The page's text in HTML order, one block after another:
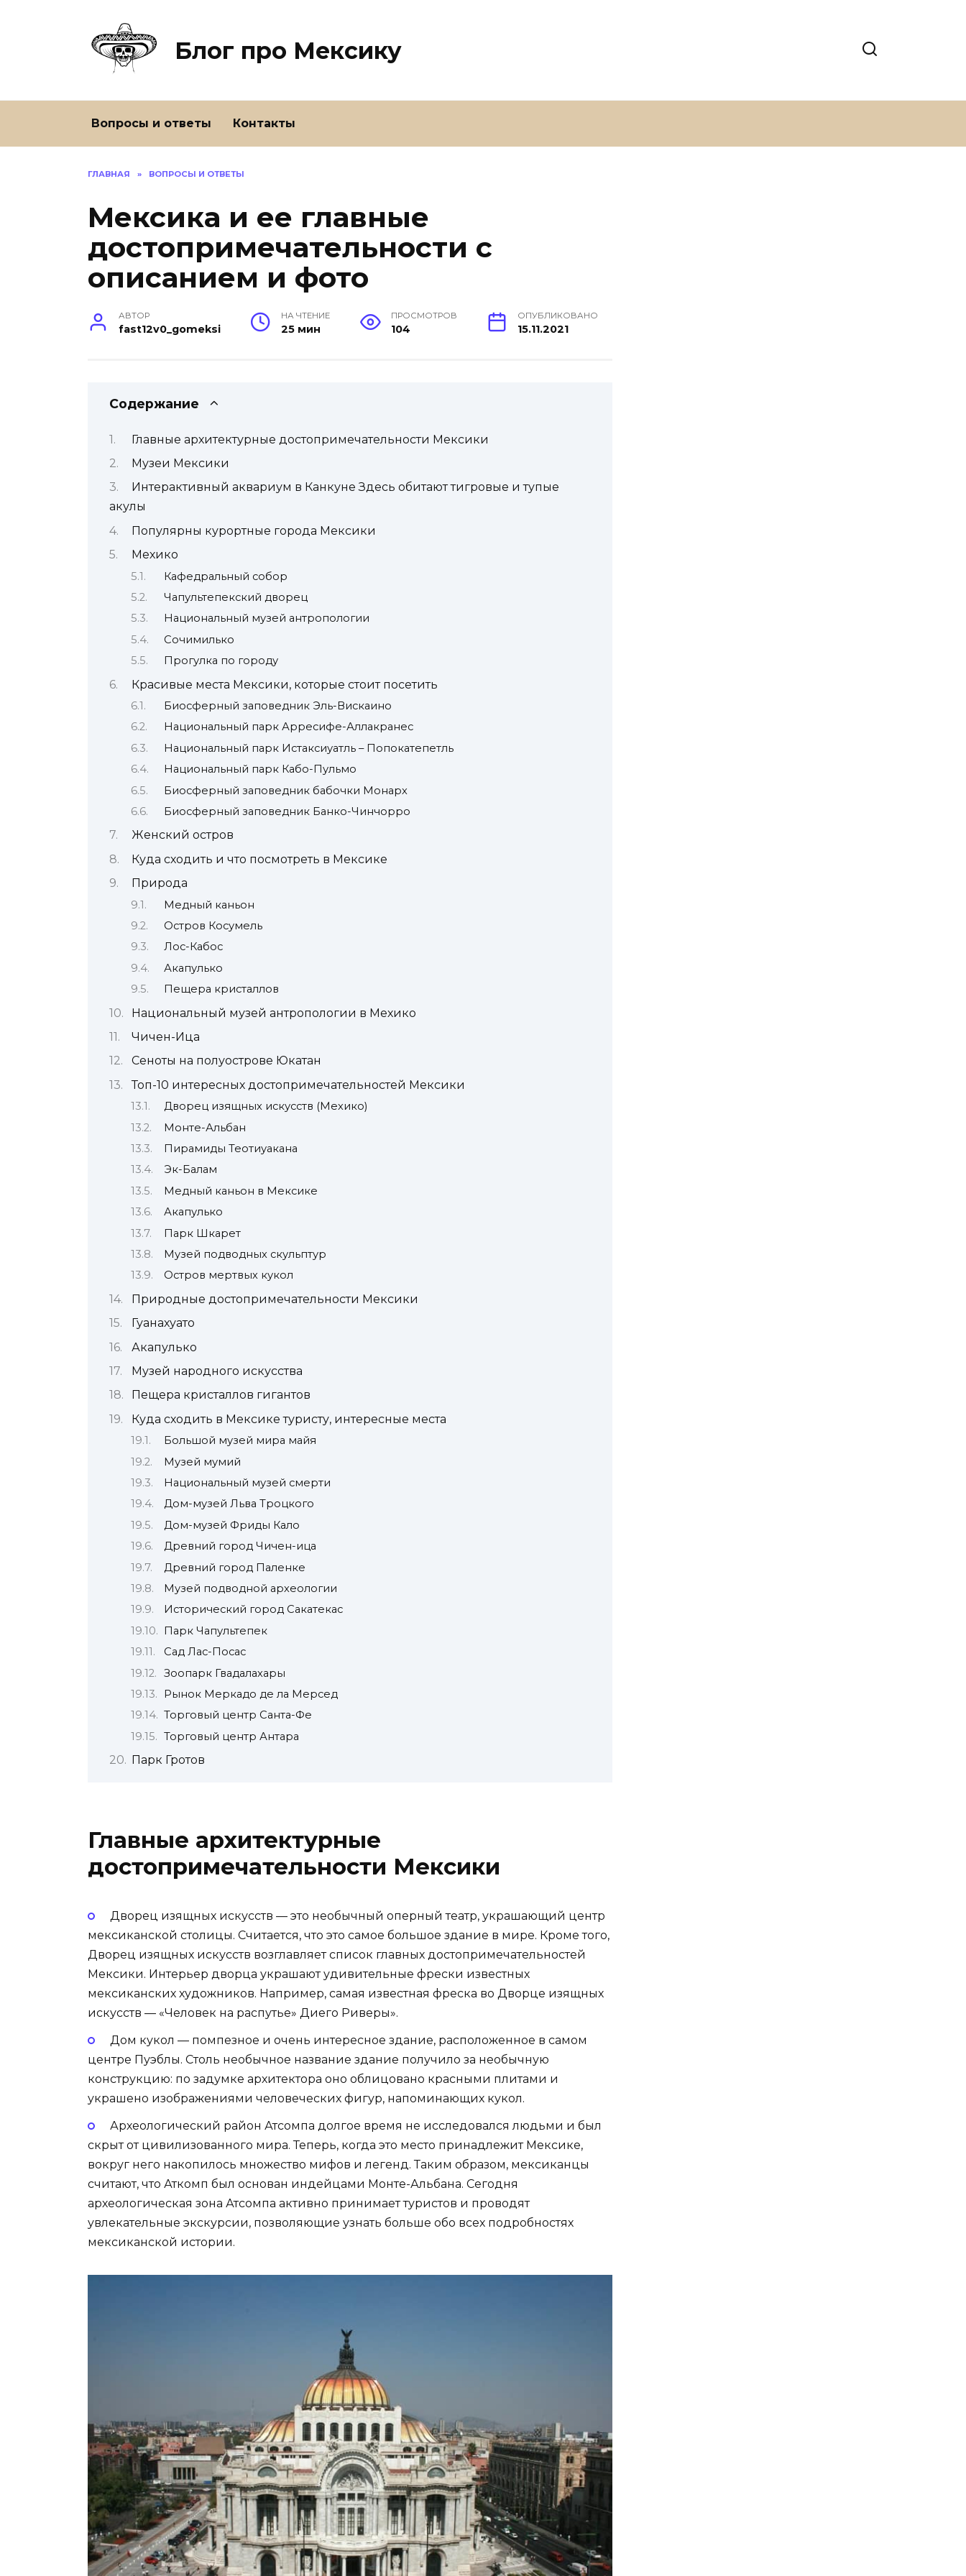
Блог про Мексику
Вопросы и ответы Контакты
ГЛАВНАЯ » ВОПРОСЫ И ОТВЕТЫ
Мексика и ее главные
достопримечательности с
описанием и фото
АВТОР
fast12v0_gomeksi
НА ЧТЕНИЕ
25 мин
ПРОСМОТРОВ
104
ОПУБЛИКОВАНО
15.11.2021
Содержание
Главные архитектурные достопримечательности Мексики
Музеи Мексики
Интерактивный аквариум в Канкуне Здесь обитают тигровые и тупые
акулы
Популярны курортные города Мексики
Мехико
Кафедральный собор
Чапультепекский дворец
Национальный музей антропологии
Сочимилько
Прогулка по городу
Красивые места Мексики, которые стоит посетить
Биосферный заповедник Эль-Вискаино
Национальный парк Арресифе-Аллакранес
Национальный парк Истаксиуатль – Попокатепетль
Национальный парк Кабо-Пульмо
Биосферный заповедник бабочки Монарх
Биосферный заповедник Банко-Чинчорро
Женский остров
Куда сходить и что посмотреть в Мексике
Природа
Медный каньон
Остров Косумель
Лос-Кабос
Акапулько
Пещера кристаллов
Национальный музей антропологии в Мехико
Чичен-Ица
Сеноты на полуострове Юкатан
Топ-10 интересных достопримечательностей Мексики
Дворец изящных искусств (Мехико)
Монте-Альбан
Пирамиды Теотиуакана
Эк-Балам
Медный каньон в Мексике
Акапулько
Парк Шкарет
Музей подводных скульптур
Остров мертвых кукол
Природные достопримечательности Мексики
Гуанахуато
Акапулько
Музей народного искусства
Пещера кристаллов гигантов
Куда сходить в Мексике туристу, интересные места
Большой музей мира майя
Музей мумий
Национальный музей смерти
Дом-музей Льва Троцкого
Дом-музей Фриды Кало
Древний город Чичен-ица
Древний город Паленке
Музей подводной археологии
Исторический город Сакатекас
Парк Чапультепек
Сад Лас-Посас
Зоопарк Гвадалахары
Рынок Меркадо де ла Мерсед
Торговый центр Санта-Фе
Торговый центр Антара
Парк Гротов
Главные архитектурные
достопримечательности Мексики
Дворец изящных искусств — это необычный оперный театр, украшающий центр
мексиканской столицы. Считается, что это самое большое здание в мире. Кроме того,
Дворец изящных искусств возглавляет список главных достопримечательностей
Мексики. Интерьер дворца украшают удивительные фрески известных
мексиканских художников. Например, самая известная фреска во Дворце изящных
искусств — «Человек на распутье» Диего Риверы».
Дом кукол — помпезное и очень интересное здание, расположенное в самом
центре Пуэблы. Столь необычное название здание получило за необычную
конструкцию: по задумке архитектора оно облицовано красными плитами и
украшено изображениями человеческих фигур, напоминающих кукол.
Археологический район Атсомпа долгое время не исследовался людьми и был
скрыт от цивилизованного мира. Теперь, когда это место принадлежит Мексике,
вокруг него накопилось множество мифов и легенд. Таким образом, мексиканцы
считают, что Аткомп был основан индейцами Монте-Альбана. Сегодня
археологическая зона Атсомпа активно принимает туристов и проводят
увлекательные экскурсии, позволяющие узнать больше обо всех подробностях
мексиканской истории.